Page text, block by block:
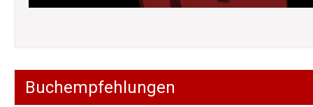
Buchempfehlungen